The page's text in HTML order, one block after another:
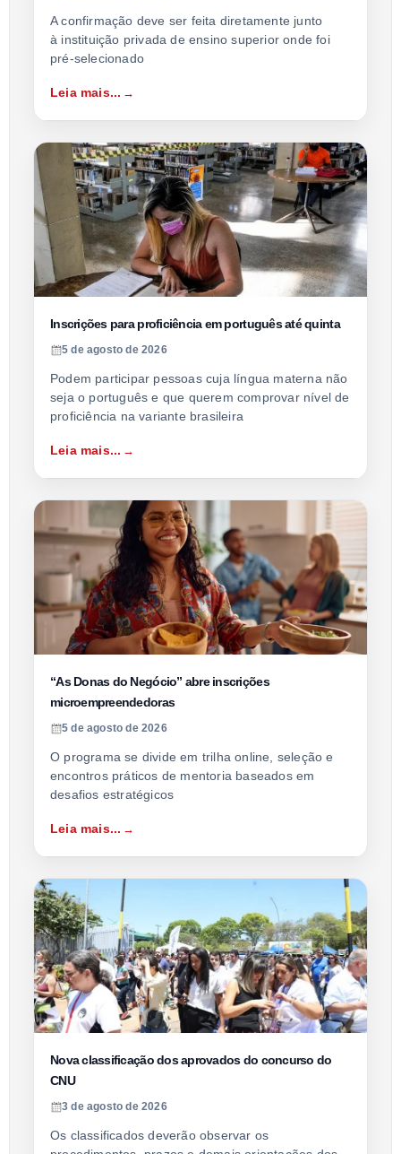
A confirmação deve ser feita diretamente junto
à instituição privada de ensino superior onde foi
pré-selecionado
Leia mais...
Inscrições para proficiência em português até quinta
5 de agosto de 2026
Podem participar pessoas cuja língua materna não
seja o português e que querem comprovar nível de
proficiência na variante brasileira
Leia mais...
“As Donas do Negócio” abre inscrições
microempreendedoras
5 de agosto de 2026
O programa se divide em trilha online, seleção e
encontros práticos de mentoria baseados em
desafios estratégicos
Leia mais...
Nova classificação dos aprovados do concurso do
CNU
3 de agosto de 2026
Os classificados deverão observar os